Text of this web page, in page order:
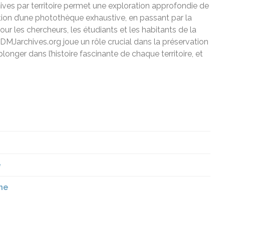
par territoire permet une exploration approfondie de
d’une photothèque exhaustive, en passant par la
les chercheurs, les étudiants et les habitants de la
joue un rôle crucial dans la préservation
dans l’histoire fascinante de chaque territoire, et